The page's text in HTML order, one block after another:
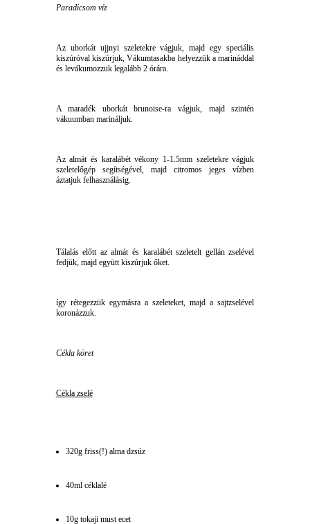
Paradicsom víz
Az uborkát ujjnyi szeletekre vágjuk, majd egy speciális
kiszúróval kiszúrjuk, Vákumtasakba helyezzük a marináddal
és levákumozzuk legalább 2 órára.
A maradék uborkát brunoise-ra vágjuk, majd szintén
vákuumban marináljuk.
Az almát és karalábét vékony 1-1.5mm szeletekre vágjuk
szeletelőgép segítségével, majd citromos jeges vízben
áztatjuk felhasználásig.
Tálalás előtt az almát és karalábét szeletelt gellán zselével
fedjük, majd együtt kiszúrjuk őket.
így rétegezzük egymásra a szeleteket, majd a sajtzselével
koronázzuk.
Cékla köret
Cékla zselé
320g friss(!) alma dzsúz
40ml céklalé
10g tokaji must ecet